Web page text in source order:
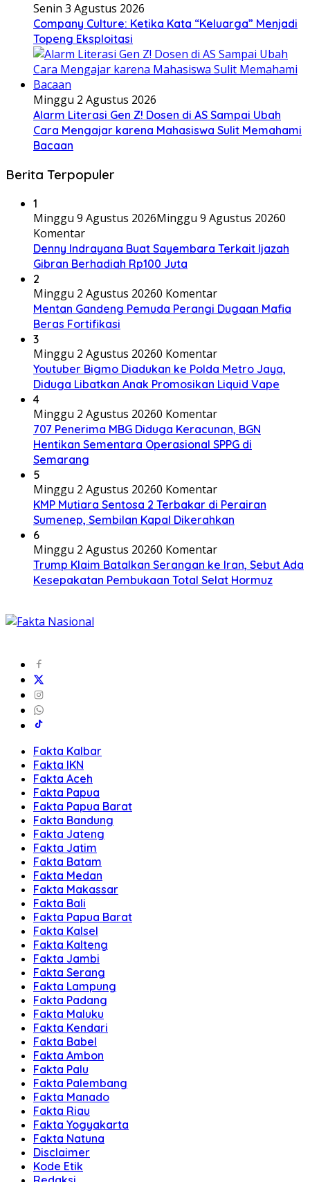
Senin 3 Agustus 2026
Company Culture: Ketika Kata “Keluarga” Menjadi
Topeng Eksploitasi
Minggu 2 Agustus 2026
Alarm Literasi Gen Z! Dosen di AS Sampai Ubah
Cara Mengajar karena Mahasiswa Sulit Memahami
Bacaan
Berita Terpopuler
1
Minggu 9 Agustus 2026Minggu 9 Agustus 20260
Komentar
Denny Indrayana Buat Sayembara Terkait Ijazah
Gibran Berhadiah Rp100 Juta
2
Minggu 2 Agustus 20260 Komentar
Mentan Gandeng Pemuda Perangi Dugaan Mafia
Beras Fortifikasi
3
Minggu 2 Agustus 20260 Komentar
Youtuber Bigmo Diadukan ke Polda Metro Jaya,
Diduga Libatkan Anak Promosikan Liquid Vape
4
Minggu 2 Agustus 20260 Komentar
707 Penerima MBG Diduga Keracunan, BGN
Hentikan Sementara Operasional SPPG di
Semarang
5
Minggu 2 Agustus 20260 Komentar
KMP Mutiara Sentosa 2 Terbakar di Perairan
Sumenep, Sembilan Kapal Dikerahkan
6
Minggu 2 Agustus 20260 Komentar
Trump Klaim Batalkan Serangan ke Iran, Sebut Ada
Kesepakatan Pembukaan Total Selat Hormuz
Fakta Kalbar
Fakta IKN
Fakta Aceh
Fakta Papua
Fakta Papua Barat
Fakta Bandung
Fakta Jateng
Fakta Jatim
Fakta Batam
Fakta Medan
Fakta Makassar
Fakta Bali
Fakta Papua Barat
Fakta Kalsel
Fakta Kalteng
Fakta Jambi
Fakta Serang
Fakta Lampung
Fakta Padang
Fakta Maluku
Fakta Kendari
Fakta Babel
Fakta Ambon
Fakta Palu
Fakta Palembang
Fakta Manado
Fakta Riau
Fakta Yogyakarta
Fakta Natuna
Disclaimer
Kode Etik